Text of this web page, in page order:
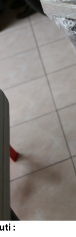
: